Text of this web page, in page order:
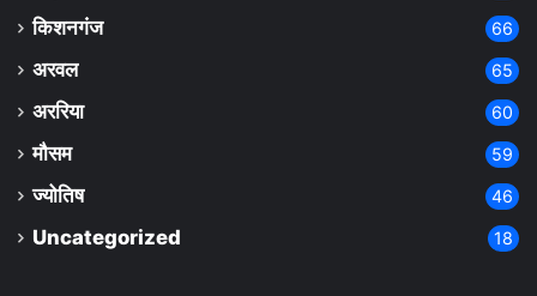
किशनगंज 66
अरवल 65
अररिया 60
मौसम 59
ज्योतिष 46
Uncategorized 18